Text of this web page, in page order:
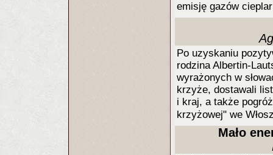
emisję gazów
Po uzyskaniu
rodzina Albertin-
wyrażonych w
krzyże, dostawali
i kraj, a także
krzyżowej" we
Mało